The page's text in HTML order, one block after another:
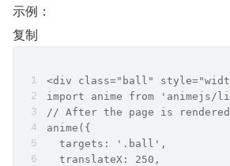
示例：
复制
<div class="ball"
import anime from 'animejs/
// After the page is
anime({
targets: '.ball',
translateX: 250,